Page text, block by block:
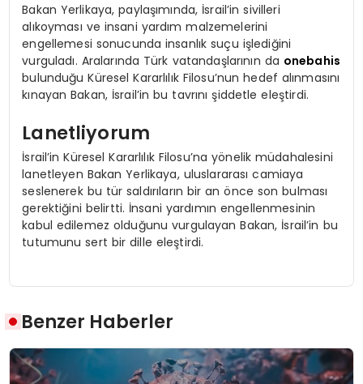
Bakan Yerlikaya, paylaşımında, İsrail’in sivilleri
alıkoyması ve insani yardım malzemelerini
engellemesi sonucunda insanlık suçu işlediğini
vurguladı. Aralarında Türk vatandaşlarının da onebahis
bulunduğu Küresel Kararlılık Filosu’nun hedef alınmasını
kınayan Bakan, İsrail’in bu tavrını şiddetle eleştirdi.
Lanetliyorum
İsrail’in Küresel Kararlılık Filosu’na yönelik müdahalesini
lanetleyen Bakan Yerlikaya, uluslararası camiaya
seslenerek bu tür saldırıların bir an önce son bulması
gerektiğini belirtti. İnsani yardımın engellenmesinin
kabul edilemez olduğunu vurgulayan Bakan, İsrail’in bu
tutumunu sert bir dille eleştirdi.
Benzer Haberler